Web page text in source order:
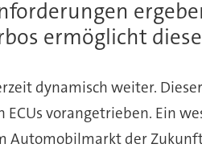
ermöglicht
dynamisch weiter.
vorangetrieben. Ein
der